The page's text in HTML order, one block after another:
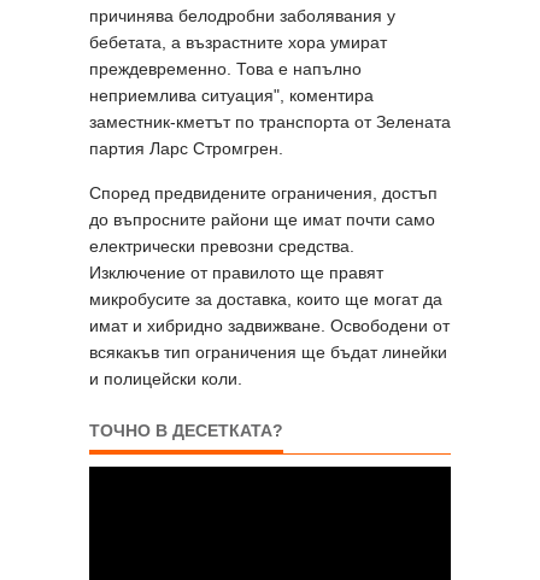
причинява белодробни заболявания у
бебетата, а възрастните хора умират
преждевременно. Това е напълно
неприемлива ситуация", коментира
заместник-кметът по транспорта от Зелената
партия Ларс Стромгрен.
Според предвидените ограничения, достъп
до въпросните райони ще имат почти само
електрически превозни средства.
Изключение от правилото ще правят
микробусите за доставка, които ще могат да
имат и хибридно задвижване. Освободени от
всякакъв тип ограничения ще бъдат линейки
и полицейски коли.
ТОЧНО В ДЕСЕТКАТА?